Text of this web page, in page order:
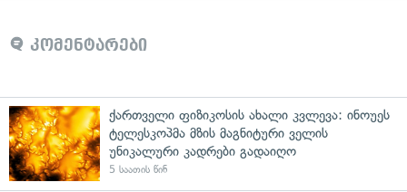
კომენტარები
ქართველი ფიზიკოსის ახალი კვლევა: ინოუეს
ტელესკოპმა მზის მაგნიტური ველის
უნიკალური კადრები გადაიღო
5 საათის წინ